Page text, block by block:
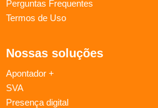
Perguntas Frequentes
Termos de Uso
Nossas soluções
Apontador +
SVA
Presença digital